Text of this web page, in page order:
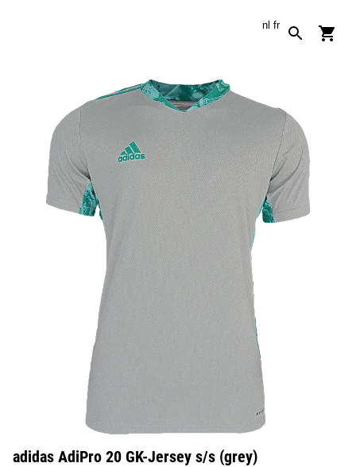
nl fr
adidas AdiPro 20 GK-Jersey s/s (grey)